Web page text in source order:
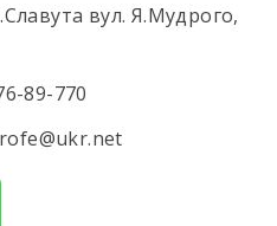
вул. Я.Мудрого,
89-770